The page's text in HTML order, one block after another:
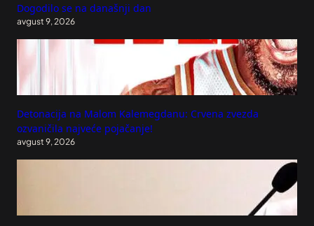
Dogodilo se na današnji dan
avgust 9, 2026
Detonacija na Malom Kalemegdanu: Crvena zvezda
ozvaničila najveće pojačanje!
avgust 9, 2026